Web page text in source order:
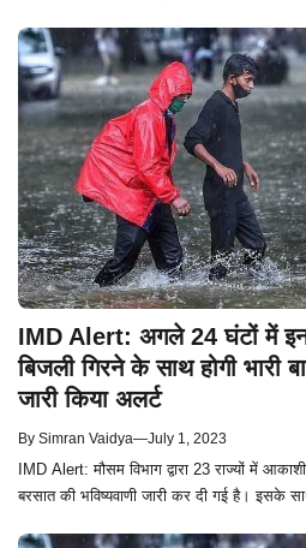
IMD Alert: अगले 24 घंटों में
बिजली गिरने के साथ होगी भारी
जारी किया अलर्ट
By Simran Vaidya—July 1, 2023
IMD Alert: मौसम विभाग द्वारा 23 राज्यों में
बरसात की भविष्यवाणी जारी कर दी गई है। इसके